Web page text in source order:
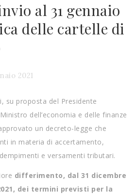
al 31 gennaio
delle cartelle di
2021
su proposta del Presidente
dell’economia e delle finanze
un decreto-legge che
in materia di accertamento,
e versamenti tributari.
differimento, dal 31 dicembre
dei termini previsti per la